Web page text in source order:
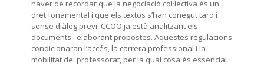
haver de recordar que la negociació col·lectiva és un
dret fonamental i que els textos s’han conegut tard i
sense diàleg previ. CCOO ja està analitzant els
documents i elaborant propostes. Aquestes regulacions
condicionaran l’accés, la carrera professional i la
mobilitat del professorat, per la qual cosa és essencial